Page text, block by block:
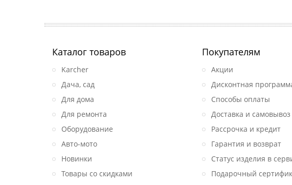
Каталог товаров
Karcher
Дача, сад
Для дома
Для ремонта
Оборудование
Авто-мото
Новинки
Товары со скидками
Покупателям
Акции
Дисконтная
Способы оплаты
Доставка и самовывоз
Рассрочка и кредит
Гарантия и возврат
Статус изделия в
Подарочный